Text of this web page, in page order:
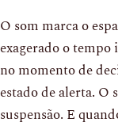
O som marca o
exagerado o
no momento de
estado de alerta. O
suspensão. E